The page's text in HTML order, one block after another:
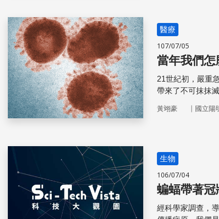
醫療
107/07/05
當年我們
21世紀初，嚴重
帶來了不可抹抹
黃翊豪 ｜ 國立陽
生物
106/07/04
蝙蝠帶著
經科學家調查，